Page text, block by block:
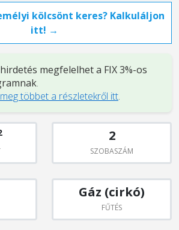
kölcsönt keres? Kalkuláljon
itt! →
megfelelhet a FIX 3%-os
.
többet a részletekről itt.
2
SZOBASZÁM
Gáz (cirkó)
FŰTÉS